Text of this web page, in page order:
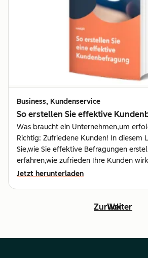
Business, Kundenservice
So erstellen Sie effektive
Was braucht ein Unternehmen,um
Richtig: Zufriedene Kunden! In diesem
Sie,wie Sie effektive Befragungen
erfahren,wie zufrieden Ihre Kunden
Jetzt herunterladen
Zurück
Weiter